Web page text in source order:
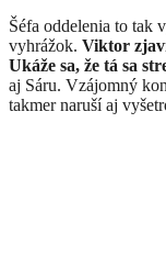
Šéfa oddelenia to tak
vyhrážok. Viktor
Ukáže sa, že tá sa
aj Sáru. Vzájomný
takmer naruší aj